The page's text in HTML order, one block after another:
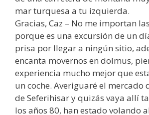
mar turquesa a tu izquierda.
Gracias, Caz – No me importan
porque es una excursión de un
prisa por llegar a ningún sitio,
encanta movernos en dolmus,
experiencia mucho mejor que
un coche. Averiguaré el mercado
de Seferihisar y quizás vaya allí
los años 80, han estado volando